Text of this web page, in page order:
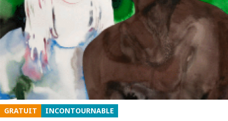
GRATUIT INCONTOURNABLE